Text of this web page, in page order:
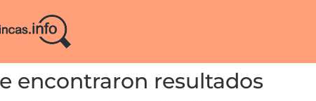
encontraron resultados